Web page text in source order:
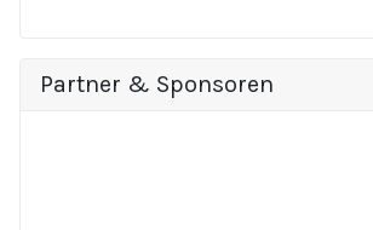
Partner & Sponsoren